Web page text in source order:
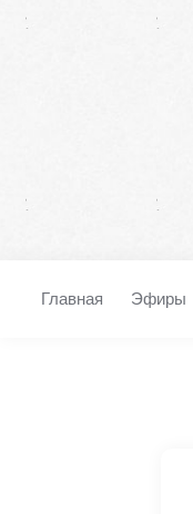
Главная Эфиры